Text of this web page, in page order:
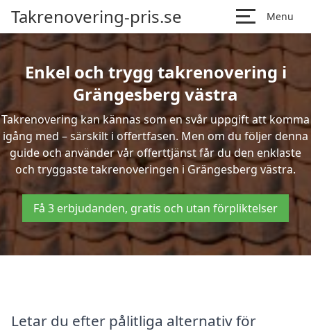
Takrenovering-pris.se Menu
Enkel och trygg takrenovering i
Grängesberg västra
Takrenovering kan kännas som en svår uppgift att komma
igång med – särskilt i offertfasen. Men om du följer denna
guide och använder vår offerttjänst får du den enklaste
och tryggaste takrenoveringen i Grängesberg västra.
Få 3 erbjudanden, gratis och utan förpliktelser
Letar du efter pålitliga alternativ för